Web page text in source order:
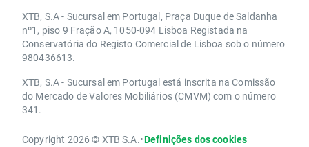
XTB, S.A - Sucursal em Portugal, Praça Duque de Saldanha
nº1, piso 9 Fração A, 1050-094 Lisboa Registada na
Conservatória do Registo Comercial de Lisboa sob o número
980436613.
XTB, S.A - Sucursal em Portugal está inscrita na Comissão
do Mercado de Valores Mobiliários (CMVM) com o número
341.
Copyright 2026 © XTB S.A.•Definições dos cookies